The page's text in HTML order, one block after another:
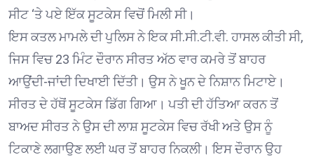
ਸੀਟ ‘ਤੇ ਪਏ ਇੱਕ ਸੂਟਕੇਸ ਵਿਚੋਂ ਮਿਲੀ ਸੀ।
ਇਸ ਕਤਲ ਮਾਮਲੇ ਦੀ ਪੁਲਿਸ ਨੇ ਇਕ ਸੀ.ਸੀ.ਟੀ.ਵੀ. ਹਾਸਲ ਕੀਤੀ ਸੀ,
ਜਿਸ ਵਿਚ 23 ਮਿੰਟ ਦੌਰਾਨ ਸੀਰਤ ਅੱਠ ਵਾਰ ਕਮਰੇ ਤੋਂ ਬਾਹਰ
ਆਉਂਦੀ-ਜਾਂਦੀ ਦਿਖਾਈ ਦਿੱਤੀ। ਉਸ ਨੇ ਖੂਨ ਦੇ ਨਿਸ਼ਾਨ ਮਿਟਾਏ।
ਸੀਰਤ ਦੇ ਹੱਥੋਂ ਸੂਟਕੇਸ ਡਿੱਗ ਗਿਆ। ਪਤੀ ਦੀ ਹੱਤਿਆ ਕਰਨ ਤੋਂ
ਬਾਅਦ ਸੀਰਤ ਨੇ ਉਸ ਦੀ ਲਾਸ਼ ਸੂਟਕੇਸ ਵਿਚ ਰੱਖੀ ਅਤੇ ਉਸ ਨੂੰ
ਟਿਕਾਣੇ ਲਗਾਉਣ ਲਈ ਘਰ ਤੋਂ ਬਾਹਰ ਨਿਕਲੀ। ਇਸ ਦੌਰਾਨ ਉਹ